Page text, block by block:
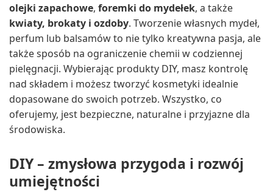
olejki zapachowe, foremki do mydełek, a także
kwiaty, brokaty i ozdoby. Tworzenie własnych mydeł,
perfum lub balsamów to nie tylko kreatywna pasja, ale
także sposób na ograniczenie chemii w codziennej
pielęgnacji. Wybierając produkty DIY, masz kontrolę
nad składem i możesz tworzyć kosmetyki idealnie
dopasowane do swoich potrzeb. Wszystko, co
oferujemy, jest bezpieczne, naturalne i przyjazne dla
środowiska.
DIY – zmysłowa przygoda i rozwój
umiejętności